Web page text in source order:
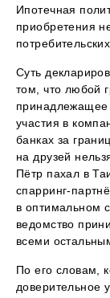
Ипотечная
приобретения
Суть
том, что любой
участия в
банках за
на друзей
Пётр пахал в
спарринг-
в оптимальном
ведомство
всеми
По его словам,
доверительное